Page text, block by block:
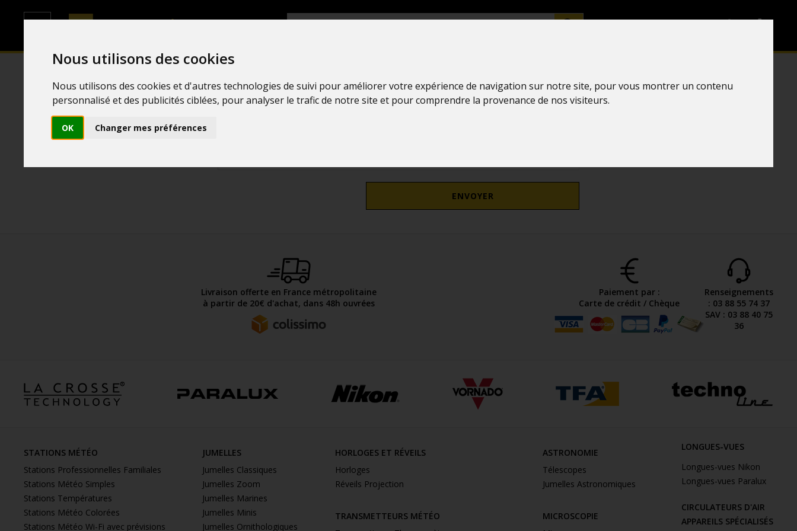
Nous utilisons des cookies
Nous utilisons des cookies et d'autres technologies de suivi pour améliorer votre expérience de navigation sur notre site, pour vous montrer un contenu
personnalisé et des publicités ciblées, pour analyser le trafic de notre site et pour comprendre la provenance de nos visiteurs.
OK Changer mes préférences
Mot de passe oublié ?
ENVOYER
Livraison offerte en France métropolitaine
à partir de 20€ d'achat, dans 48h ouvrées
Paiement par :
Carte de crédit / Chèque
Renseignements
: 03 88 55 74 37
SAV : 03 88 40 75
36
STATIONS MÉTÉO
Stations Professionnelles Familiales
Stations Météo Simples
Stations Températures
Stations Météo Colorées
Stations Météo Wi-Fi avec prévisions
JUMELLES
Jumelles Classiques
Jumelles Zoom
Jumelles Marines
Jumelles Minis
Jumelles Ornithologiques
HORLOGES ET RÉVEILS
Horloges
Réveils Projection
TRANSMETTEURS MÉTÉO
ASTRONOMIE
Télescopes
Jumelles Astronomiques
MICROSCOPIE
LONGUES-VUES
Longues-vues Nikon
Longues-vues Paralux
CIRCULATEURS D'AIR
APPAREILS SPÉCIALISÉS